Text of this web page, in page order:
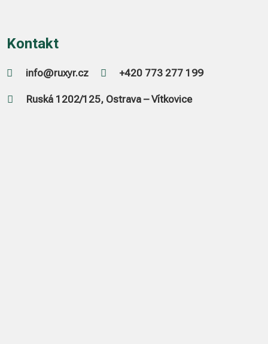
Kontakt
 info@ruxyr.cz  +420 773 277 199
 Ruská 1202/125, Ostrava – Vítkovice